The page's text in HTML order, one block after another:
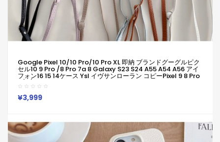
Google Pixel 10/10 Pro/10 Pro XL 即納 ブランドグーグルピク
セル10 9 Pro /8 Pro 7a 8 Galaxy S23 S24 A55 A54 A56 アイ
フォン16 15 14ケース Ysl イヴサンローラン コピーPixel 9 8 Pro
6/7/6a Xperia 1v 10viケース Ysl イヴサンローラン Google
Pixel 6 7 8 8 Pro 9a 10ケースギャラクシーS25 S24 S23 S22
S20+ Ultraケース
¥3,999